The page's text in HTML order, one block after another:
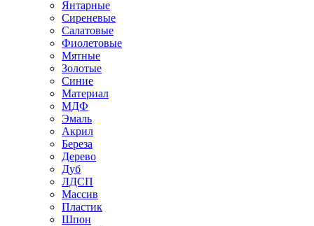
Янтарные
Сиреневые
Салатовые
Фиолетовые
Мятные
Золотые
Синие
Материал
МДФ
Эмаль
Акрил
Береза
Дерево
Дуб
ЛДСП
Массив
Пластик
Шпон